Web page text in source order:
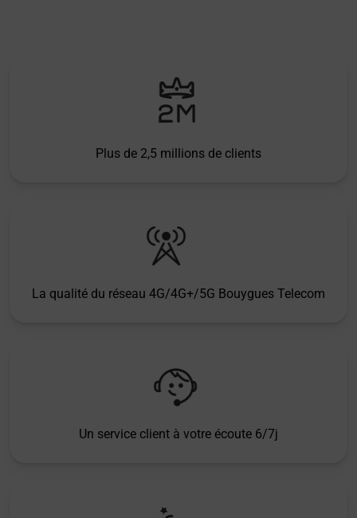
Plus de 2,5 millions de clients
La qualité du réseau 4G/4G+/5G Bouygues Telecom
Un service client à votre écoute 6/7j